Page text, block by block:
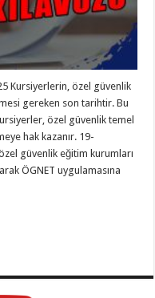
Kursiyerlerin, özel güvenlik
gereken son tarihtir. Bu
özel güvenlik temel
hak kazanır. 19-
güvenlik eğitim kurumları
ÖGNET uygulamasına